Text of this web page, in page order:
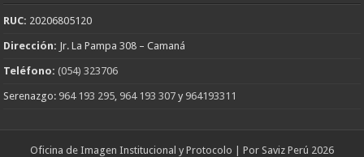
RUC: 20206805120
Dirección: Jr. La Pampa 308 – Camaná
Teléfono: (054) 323706
Serenazgo: 964 193 295 964 193 307 y 964193311
Oficina de Imagen Institucional y Protocolo | Por Saviz Perú 2026